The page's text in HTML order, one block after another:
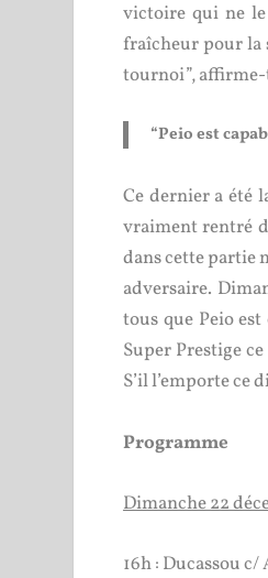
victoire qui ne
fraîcheur pour la
tournoi”,
“Peio est
Ce dernier a été
vraiment rentré
dans cette partie
adversaire.
tous que Peio
Super Prestige
S’il l’emporte
Programme
Dimanche 22
16h : Ducassou